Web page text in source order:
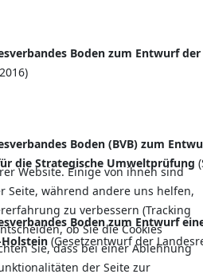
Boden zum Entwurf
Boden (BVB) zum
die Strategische Umweltprüfung
Boden zum Entwurf
(Gesetzentwurf der
Website. Einige von ihnen sind
Seite, während andere uns helfen,
zu verbessern (Tracking
ob Sie die Cookies
Sie, dass bei einer Ablehnung
der Seite zur